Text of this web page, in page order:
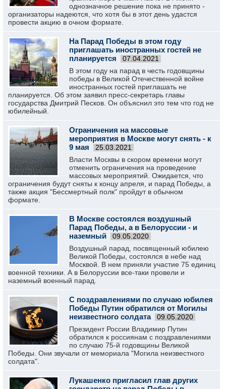
однозначное решение пока не принято -
организаторы надеются, что хотя бы в этот день удастся
провести акцию в очном формате.
На Парад Победы в этом году
приглашать иностранных гостей не
планируется
07.04.2021
В этом году на парад в честь годовщины
победы в Великой Отечественной войне
иностранных гостей приглашать не
планируется. Об этом заявил пресс-секретарь главы
государства Дмитрий Песков. Он объяснил это тем что год не
юбилейный.
Ограничения на массовые
мероприятия в Москве могут снять - к
9 мая
25.03.2021
Власти Москвы в скором времени могут
отменить ограничения на проведение
массовых мероприятий. Ожидается, что
ограничения будут сняты к концу апреля, и парад Победы, а
также акция "Бессмертный полк" пройдут в обычном
формате.
В Москве состоялся воздушный
Парад Победы, а в Белоруссии - и
наземный
09.05.2020
Воздушный парад, посвященный юбилею
Великой Победы, состоялся в небе над
Москвой. В нем приняли участие 75 единиц
военной техники. А в Белоруссии все-таки провели и
наземный военный парад.
С поздравлениями по случаю юбилея
Победы Путин обратился от Могилы
неизвестного солдата
09.05.2020
Президент России Владимир Путин
обратился к россиянам с поздравлениями
по случаю 75-й годовщины Великой
Победы. Они звучали от мемориала "Могила неизвестного
солдата".
Лукашенко пригласил глав других